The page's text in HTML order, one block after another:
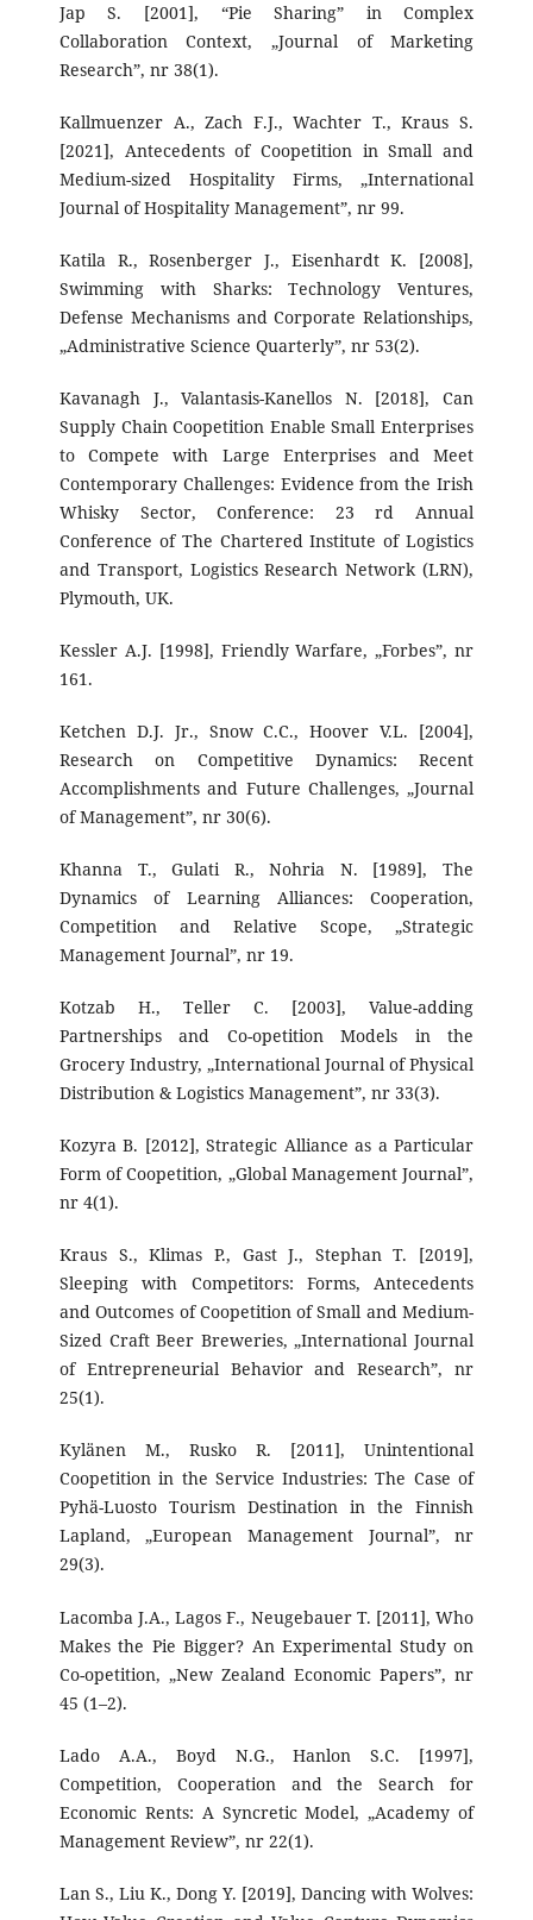
Jap S. [2001], “Pie Sharing” in Complex
Collaboration Context, „Journal of Marketing
Research”, nr 38(1).
Kallmuenzer A., Zach F.J., Wachter T., Kraus S.
[2021], Antecedents of Coopetition in Small and
Medium-sized Hospitality Firms, „International
Journal of Hospitality Management”, nr 99.
Katila R., Rosenberger J., Eisenhardt K. [2008],
Swimming with Sharks: Technology Ventures,
Defense Mechanisms and Corporate Relationships,
„Administrative Science Quarterly”, nr 53(2).
Kavanagh J., Valantasis-Kanellos N. [2018], Can
Supply Chain Coopetition Enable Small Enterprises
to Compete with Large Enterprises and Meet
Contemporary Challenges: Evidence from the Irish
Whisky Sector, Conference: 23 rd Annual
Conference of The Chartered Institute of Logistics
and Transport, Logistics Research Network (LRN),
Plymouth, UK.
Kessler A.J. [1998], Friendly Warfare, „Forbes”, nr
161.
Ketchen D.J. Jr., Snow C.C., Hoover V.L. [2004],
Research on Competitive Dynamics: Recent
Accomplishments and Future Challenges, „Journal
of Management”, nr 30(6).
Khanna T., Gulati R., Nohria N. [1989], The
Dynamics of Learning Alliances: Cooperation,
Competition and Relative Scope, „Strategic
Management Journal”, nr 19.
Kotzab H., Teller C. [2003], Value-adding
Partnerships and Co-opetition Models in the
Grocery Industry, „International Journal of Physical
Distribution & Logistics Management”, nr 33(3).
Kozyra B. [2012], Strategic Alliance as a Particular
Form of Coopetition, „Global Management Journal”,
nr 4(1).
Kraus S., Klimas P., Gast J., Stephan T. [2019],
Sleeping with Competitors: Forms, Antecedents
and Outcomes of Coopetition of Small and Medium-
Sized Craft Beer Breweries, „International Journal
of Entrepreneurial Behavior and Research”, nr
25(1).
Kylänen M., Rusko R. [2011], Unintentional
Coopetition in the Service Industries: The Case of
Pyhä-Luosto Tourism Destination in the Finnish
Lapland, „European Management Journal”, nr
29(3).
Lacomba J.A., Lagos F., Neugebauer T. [2011], Who
Makes the Pie Bigger? An Experimental Study on
Co-opetition, „New Zealand Economic Papers”, nr
45 (1–2).
Lado A.A., Boyd N.G., Hanlon S.C. [1997],
Competition, Cooperation and the Search for
Economic Rents: A Syncretic Model, „Academy of
Management Review”, nr 22(1).
Lan S., Liu K., Dong Y. [2019], Dancing with Wolves: